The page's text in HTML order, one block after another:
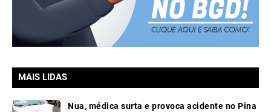
MAIS LIDAS
Nua, médica surta e provoca acidente no Pina